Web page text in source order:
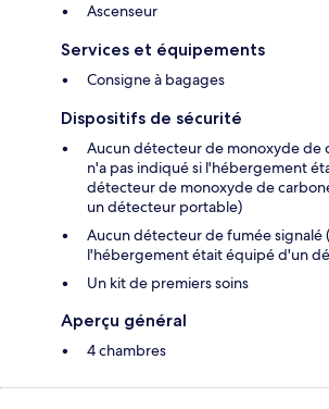
Ascenseur
Services et équipements
Consigne à bagages
Dispositifs de sécurité
Aucun détecteur de monoxyde de
n'a pas indiqué si l'hébergement
détecteur de monoxyde de
un détecteur portable)
Aucun détecteur de fumée signalé
l'hébergement était équipé d'un
Un kit de premiers soins
Aperçu général
4 chambres